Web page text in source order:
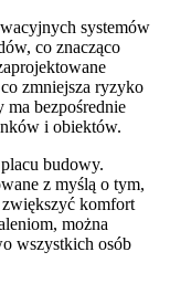
systemów
co znacząco
zmniejsza ryzyko
ma bezpośrednie
i obiektów.
budowy.
z myślą o tym,
komfort
można
wszystkich osób